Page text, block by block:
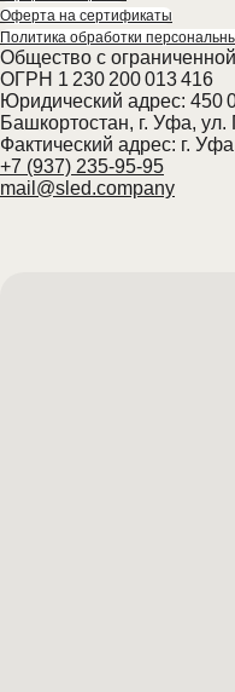
Оферта на сертификаты
Политика обработки
Общество с
ОГРН 1 230 200 013 416
Юридический адрес: 450
Башкортостан, г. Уфа, ул.
Фактический адрес: г.
+7 (937) 235-95-95
mail@sled.company